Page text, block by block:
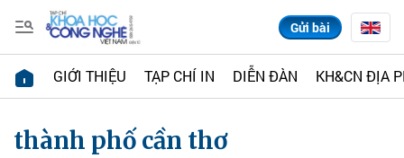
Gửi bài
GIỚI THIỆU TẠP CHÍ IN DIỄN ĐÀN KH&CN ĐỊA
thành phố cần thơ